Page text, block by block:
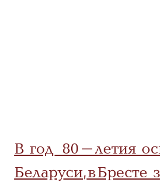
В год 80-летия
Беларуси, в Бресте